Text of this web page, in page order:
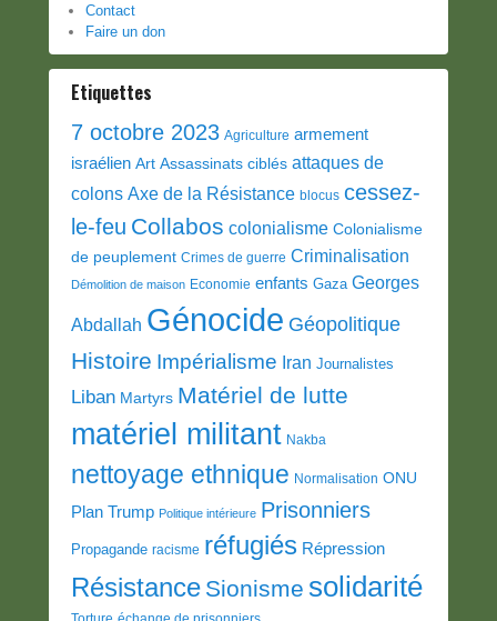
Contact
Faire un don
Etiquettes
7 octobre 2023 Agriculture armement
israélien Art Assassinats ciblés attaques de
colons Axe de la Résistance blocus cessez-
le-feu Collabos colonialisme Colonialisme
de peuplement Crimes de guerre Criminalisation
Démolition de maison Economie enfants Gaza Georges
Abdallah Génocide Géopolitique
Histoire Impérialisme Iran Journalistes
Liban Martyrs Matériel de lutte
matériel militant Nakba
nettoyage ethnique Normalisation ONU
Plan Trump Politique intérieure Prisonniers
Propagande racisme réfugiés Répression
Résistance Sionisme solidarité